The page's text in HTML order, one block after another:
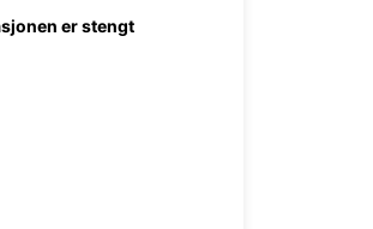
er stengt